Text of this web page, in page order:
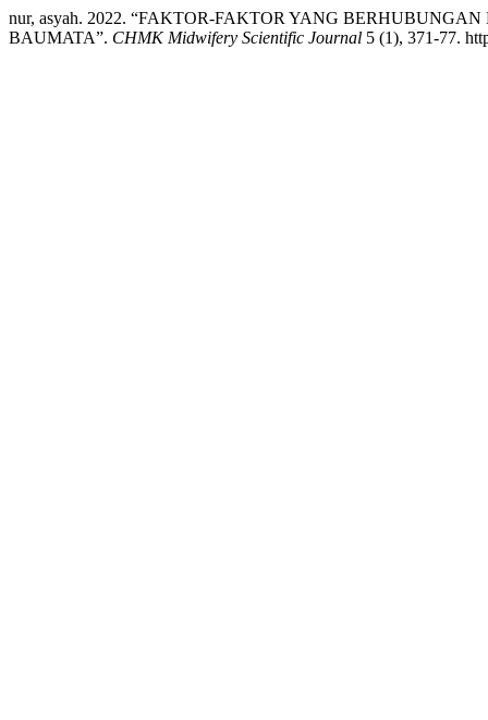
nur, asyah. 2022. “FAKTOR-FAKTOR YANG
BAUMATA”. CHMK Midwifery Scientific Journal 5 (1), 371-77.